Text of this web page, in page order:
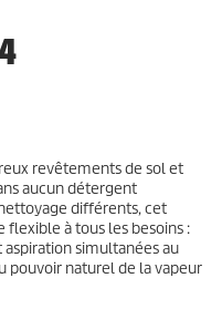
revêtements de sol et
aucun détergent
différents, cet
flexible à tous les besoins :
simultanées au
pouvoir naturel de la vapeur